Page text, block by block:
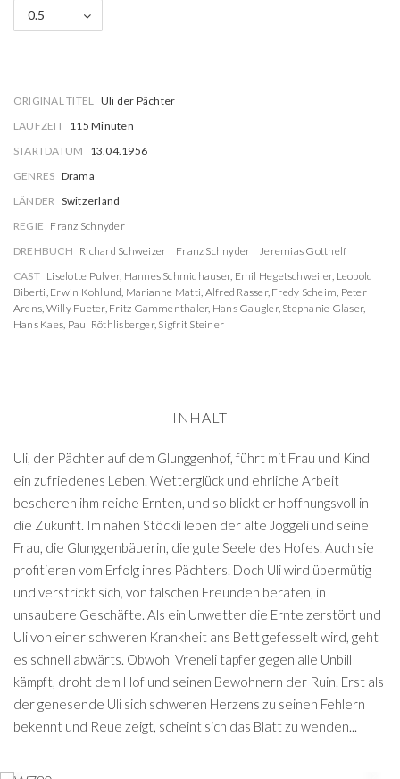
0.5
ORIGINAL TITEL Uli der Pächter
LAUFZEIT 115 Minuten
STARTDATUM
13.04.1956
GENRES Drama
LÄNDER Switzerland
REGIE Franz Schnyder
DREHBUCH Richard Schweizer Franz Schnyder
Jeremias Gotthelf
CAST Liselotte Pulver, Hannes Schmidhauser, Emil Hegetschweiler, Leopold
Biberti, Erwin Kohlund, Marianne Matti, Alfred Rasser, Fredy Scheim, Peter
Arens, Willy Fueter, Fritz Gammenthaler, Hans Gaugler, Stephanie Glaser,
Hans Kaes, Paul Röthlisberger, Sigfrit Steiner
INHALT
Uli, der Pächter auf dem Glunggenhof, führt mit Frau und Kind
ein zufriedenes Leben. Wetterglück und ehrliche Arbeit
bescheren ihm reiche Ernten, und so blickt er hoffnungsvoll in
die Zukunft. Im nahen Stöckli leben der alte Joggeli und seine
Frau, die Glunggenbäuerin, die gute Seele des Hofes. Auch sie
profitieren vom Erfolg ihres Pächters. Doch Uli wird übermütig
und verstrickt sich, von falschen Freunden beraten, in
unsaubere Geschäfte. Als ein Unwetter die Ernte zerstört und
Uli von einer schweren Krankheit ans Bett gefesselt wird, geht
es schnell abwärts. Obwohl Vreneli tapfer gegen alle Unbill
kämpft, droht dem Hof und seinen Bewohnern der Ruin. Erst als
der genesende Uli sich schweren Herzens zu seinen Fehlern
bekennt und Reue zeigt, scheint sich das Blatt zu wenden...